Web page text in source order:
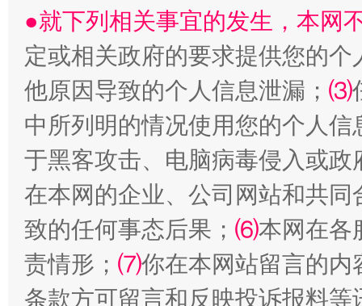
●就下列相关事宜的发生，本网
定或相关政府的要求提供您的个
他原因导致的个人信息泄漏； ⑶
中所列明的情况使用您的个人
于黑客攻击、电脑病毒侵入或
在本网的企业、公司网站和共
致的任何事态后果； ⑹本网在各
责情形； ⑺你在本网站留言的内
条款方可留言和反映投诉报料